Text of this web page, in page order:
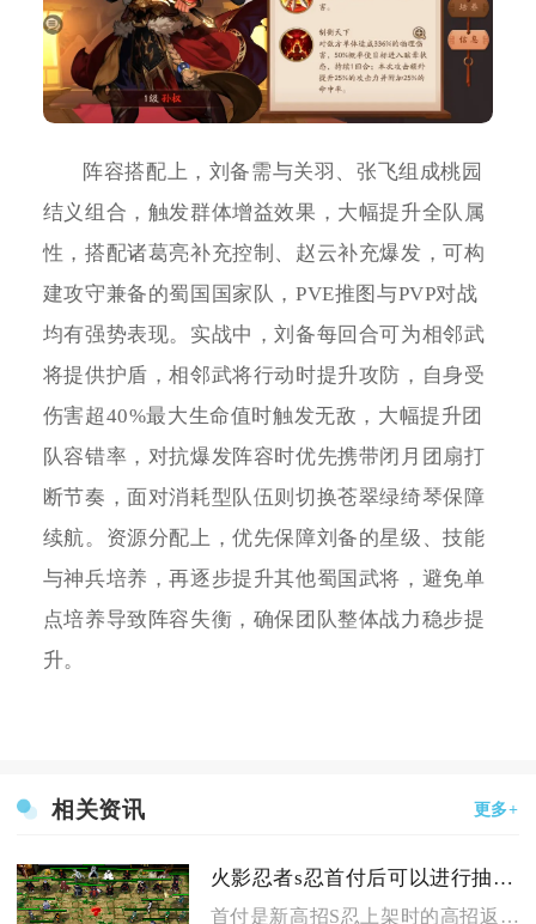
阵容搭配上，刘备需与关羽、张飞组成桃园
结义组合，触发群体增益效果，大幅提升全队属
性，搭配诸葛亮补充控制、赵云补充爆发，可构
建攻守兼备的蜀国国家队，PVE推图与PVP对战
均有强势表现。实战中，刘备每回合可为相邻武
将提供护盾，相邻武将行动时提升攻防，自身受
伤害超40%最大生命值时触发无敌，大幅提升团
队容错率，对抗爆发阵容时优先携带闭月团扇打
断节奏，面对消耗型队伍则切换苍翠绿绮琴保障
续航。资源分配上，优先保障刘备的星级、技能
与神兵培养，再逐步提升其他蜀国武将，避免单
点培养导致阵容失衡，确保团队整体战力稳步提
升。
相关资讯 更多+
火影忍者s忍首付后可以进行抽取吗
首付是新高招S忍上架时的高招返利活动，完成100抽可领取额外...